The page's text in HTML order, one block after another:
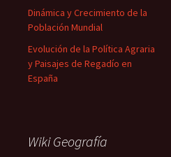
Dinámica y Crecimiento de la
Población Mundial
Evolución de la Política Agraria
y Paisajes de Regadío en
España
Wiki Geografía